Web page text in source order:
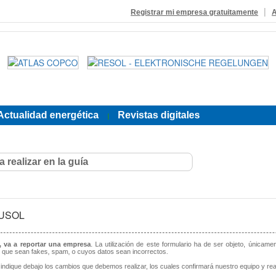
Registrar mi empresa gratuitamente |
energética | Revistas digitales
va a reportar una empresa. La utilización de este formulario ha de ser objeto,
sean fakes, spam, o cuyos datos sean incorrectos.
debajo los cambios que debemos realizar, los cuales confirmará nuestro equipo y